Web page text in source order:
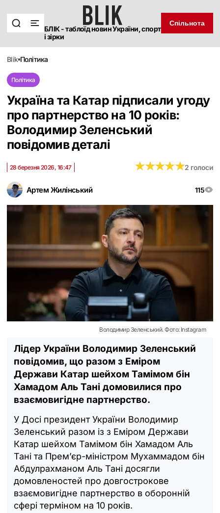
БЛІК - таблоїд новин України, спорт
і зірки
Спільнота
blik політика
Політика
Україна та Катар підписали угоду
про партнерство на 10 років:
Володимир Зеленський
повідомив деталі
Артем Жилінський 115
28 березня 2026, 16:47 ★★★★★
★★★★★2 голоси
Володимир Зеленський. Фото: Instagram
Лідер України Володимир Зеленський
повідомив, що разом з Еміром
Держави Катар шейхом Тамімом бін
Хамадом Аль Тані домовилися про
взаємовигідне партнерство.
У Досі президент України Володимир
Зеленський разом із з Еміром Держави
Катар шейхом Тамімом бін Хамадом Аль
Тані та Прем’єр-міністром Мухаммадом бін
Абдулрахманом Аль Тані досягли
домовленостей про довгострокове
взаємовигідне партнерство в оборонній
сфері терміном на 10 років.